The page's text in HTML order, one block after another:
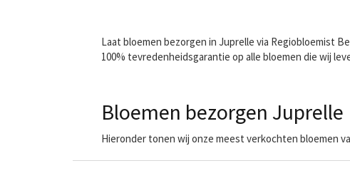
Laat bloemen bezorgen in Juprelle via Regiobloemist
100% tevredenheidsgarantie op alle bloemen die wij
Bloemen bezorgen Juprelle
Hieronder tonen wij onze meest verkochten bloemen